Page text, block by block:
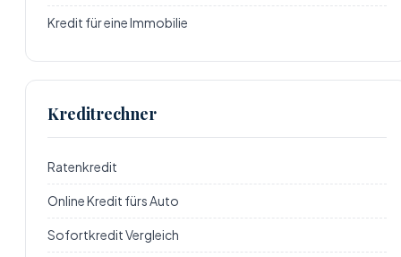
Kredit für eine Immobilie
Kreditrechner
Ratenkredit
Online Kredit fürs Auto
Sofortkredit Vergleich